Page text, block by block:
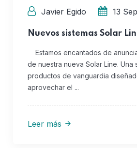
Javier Egido 13
Nuevos sistemas Solar
Estamos encantados de
de nuestra nueva Solar Line. Una
productos de vanguardia
aprovechar el ...
Leer más